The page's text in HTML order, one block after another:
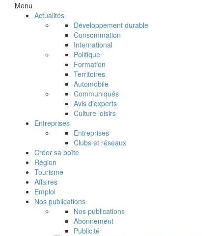
Menu
Actualités
Développement durable
Consommation
International
Politique
Formation
Territoires
Automobile
Communiqués
Avis d'experts
Culture loisirs
Entreprises
Entreprises
Clubs et réseaux
Créer sa boîte
Région
Tourisme
Affaires
Emploi
Nos publications
Nos publications
Abonnement
Publicité